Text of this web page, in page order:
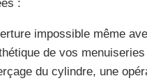
:
impossible même
de vos
du cylindre, une